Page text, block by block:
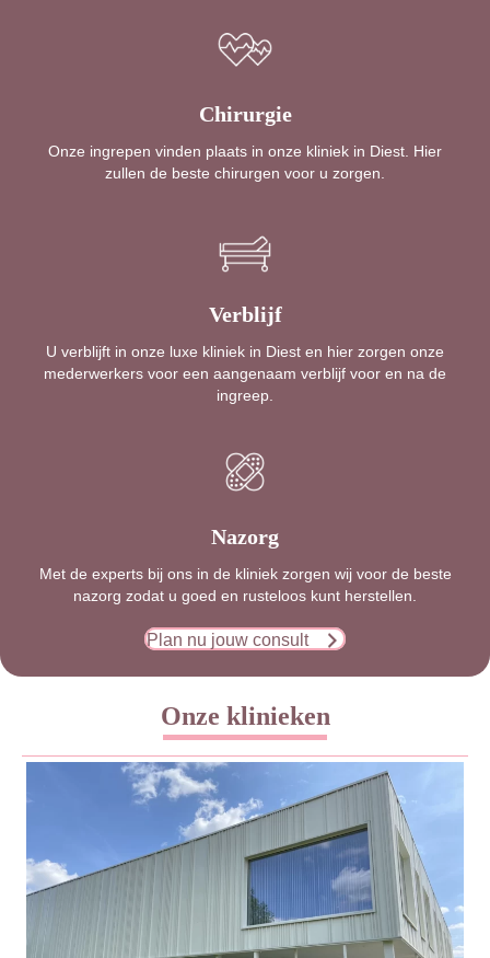
Chirurgie
Onze ingrepen vinden plaats in onze kliniek in Diest. Hier
zullen de beste chirurgen voor u zorgen.
Verblijf
U verblijft in onze luxe kliniek in Diest en hier zorgen onze
mederwerkers voor een aangenaam verblijf voor en na de
ingreep.
Nazorg
Met de experts bij ons in de kliniek zorgen wij voor de beste
nazorg zodat u goed en rusteloos kunt herstellen.
Plan nu jouw consult
Onze klinieken